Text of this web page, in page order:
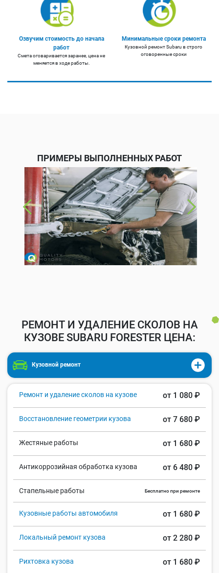
Озвучим стоимость до начала
работ
Смета оговаривается заранее, цена не
меняется в ходе работы.
Минимальные сроки ремонта
Кузовной ремонт Subaru в строго
оговоренные сроки
ПРИМЕРЫ ВЫПОЛНЕННЫХ РАБОТ
РЕМОНТ И УДАЛЕНИЕ СКОЛОВ НА
КУЗОВЕ SUBARU FORESTER ЦЕНА:
Кузовной ремонт
Ремонт и удаление сколов на кузове от 1 080 ₽
Восстановление геометрии кузова от 7 680 ₽
Жестяные работы от 1 680 ₽
Антикоррозийная обработка кузова от 6 480 ₽
Стапельные работы Бесплатно при ремонте
Кузовные работы автомобиля от 1 680 ₽
Локальный ремонт кузова от 2 280 ₽
Рихтовка кузова от 1 680 ₽